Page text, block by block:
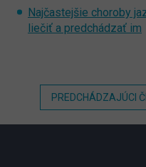
Najčastejšie choroby
liečiť a predchádzať im
PREDCHÁDZAJÚCI